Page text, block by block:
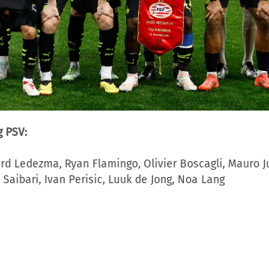
Ledezma, Ryan Flamingo, Olivier Boscagli, Mauro
Ivan Perisic, Luuk de Jong, Noa Lang